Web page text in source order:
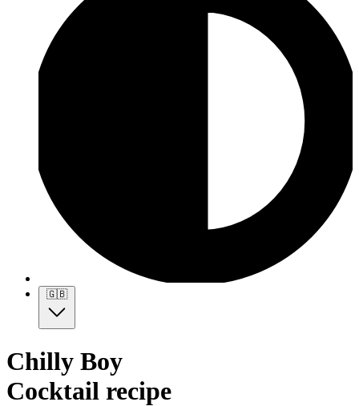
🇬🇧
Chilly Boy
Cocktail recipe